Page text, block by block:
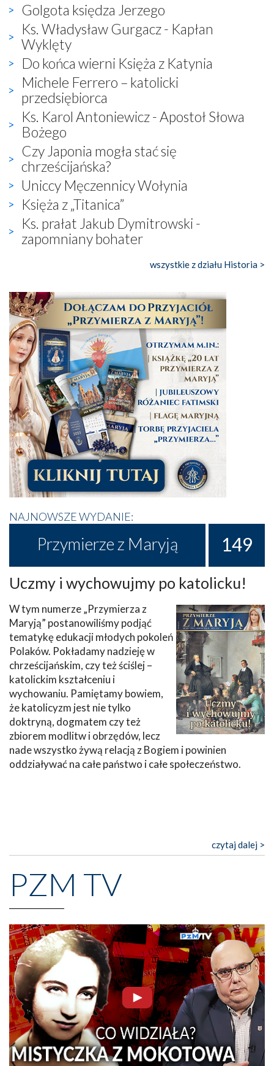
Golgota księdza Jerzego
Ks. Władysław Gurgacz - Kapłan
Wyklęty
Do końca wierni Księża z Katynia
Michele Ferrero – katolicki
przedsiębiorca
Ks. Karol Antoniewicz - Apostoł Słowa
Bożego
Czy Japonia mogła stać się
chrześcijańska?
Uniccy Męczennicy Wołynia
Księża z „Titanica”
Ks. prałat Jakub Dymitrowski -
zapomniany bohater
wszystkie z działu Historia >
NAJNOWSZE WYDANIE:
Przymierze z Maryją 149
Uczmy i wychowujmy po katolicku!
W tym numerze „Przymierza z
Maryją” postanowiliśmy podjąć
tematykę edukacji młodych pokoleń
Polaków. Pokładamy nadzieję w
chrześcijańskim, czy też ściślej –
katolickim kształceniu i
wychowaniu. Pamiętamy bowiem,
że katolicyzm jest nie tylko
doktryną, dogmatem czy też
zbiorem modlitw i obrzędów, lecz
nade wszystko żywą relacją z Bogiem i powinien
oddziaływać na całe państwo i całe społeczeństwo.
czytaj dalej >
PZM TV